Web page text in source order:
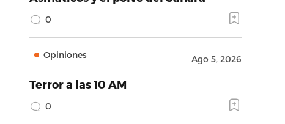
0
Opiniones Ago 5, 2026
Terror a las 10 AM
0